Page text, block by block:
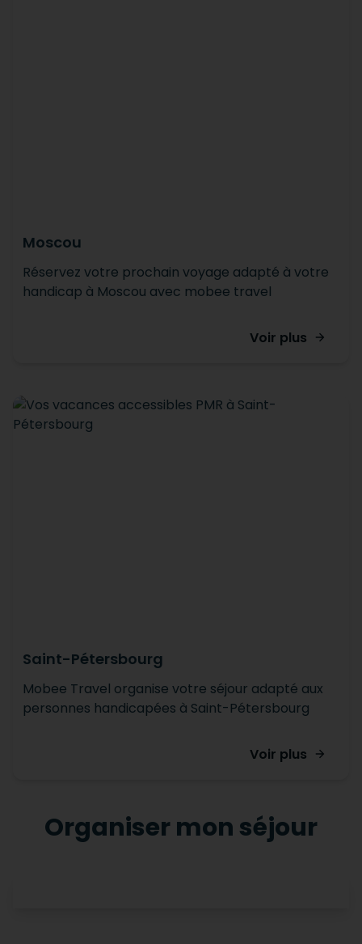
Moscou
Réservez votre prochain voyage adapté à votre
handicap à Moscou avec mobee travel
Voir plus
Saint-Pétersbourg
Mobee Travel organise votre séjour adapté aux
personnes handicapées à Saint-Pétersbourg
Voir plus
Organiser mon séjour